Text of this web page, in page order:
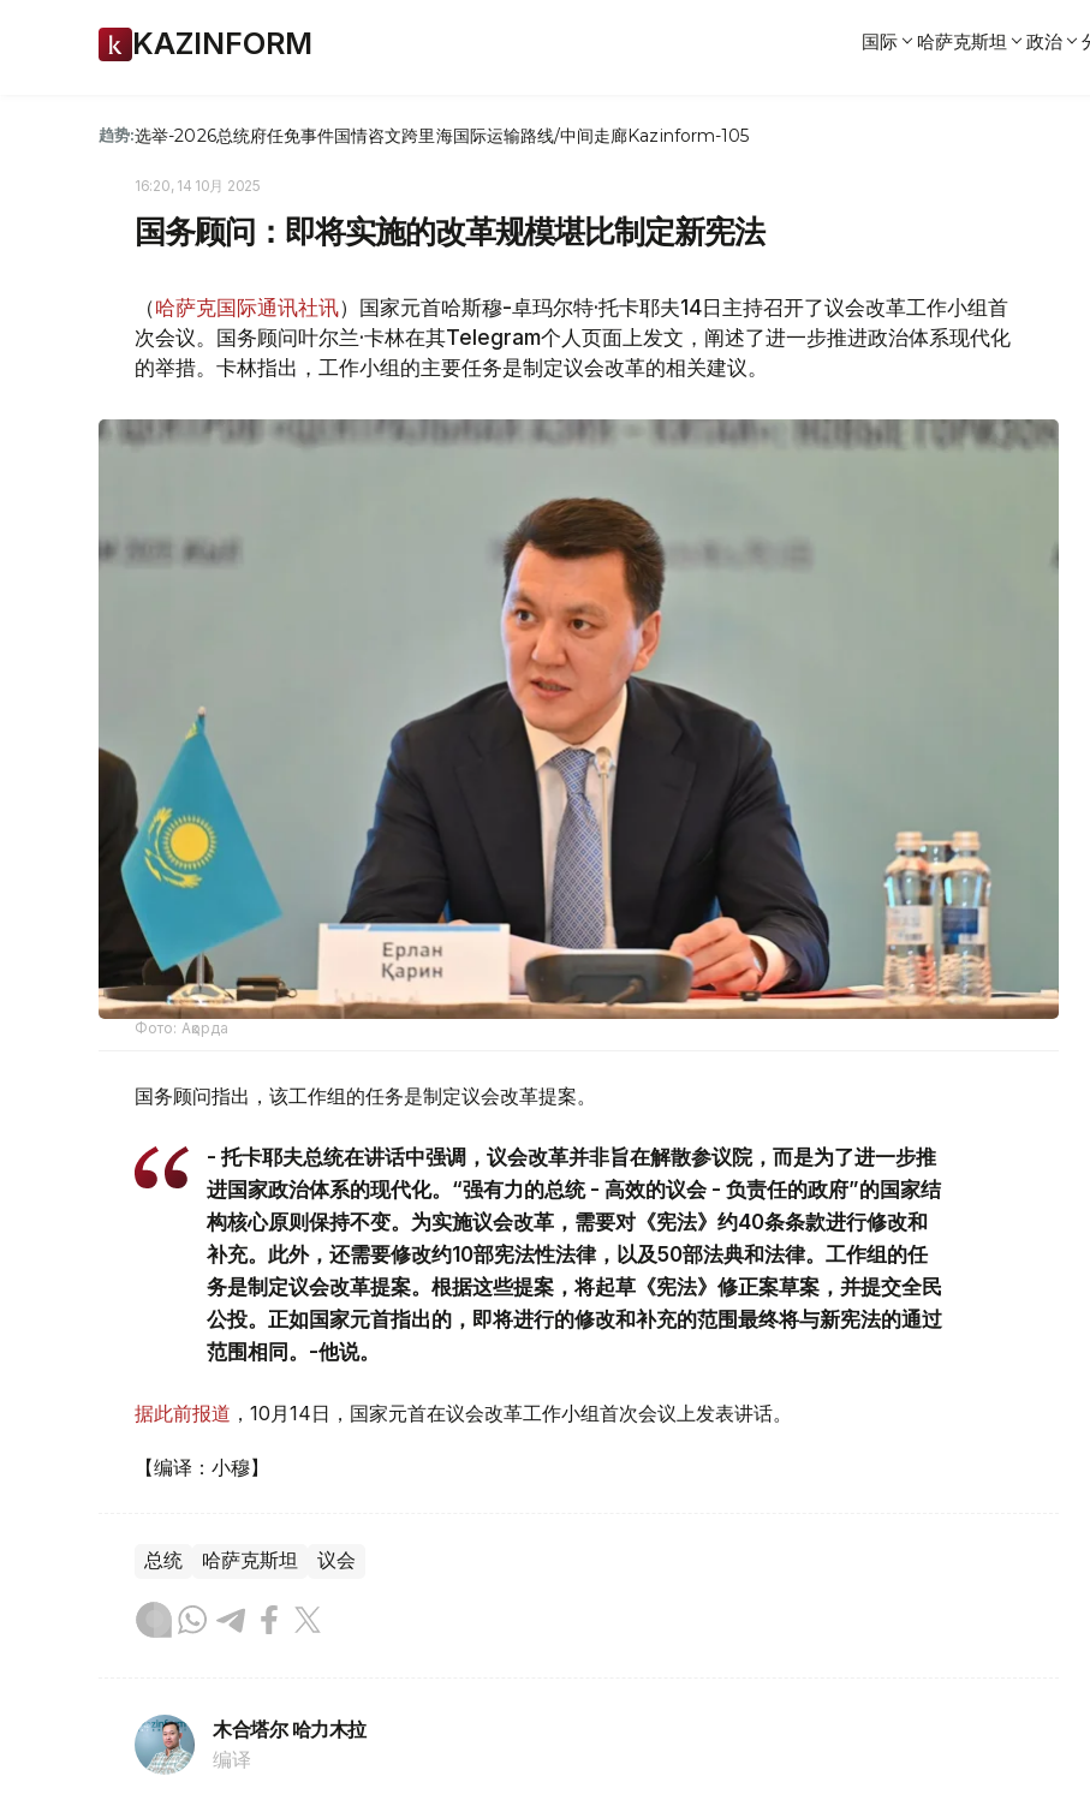
KAZINFORM 国际 哈萨克斯坦 政治
趋势:选举-2026总统府任免事件国情咨文跨里海国际运输路线/中间走廊Kazinform-105
16:20, 14 10月 2025
国务顾问：即将实施的改革规模堪比制定新宪法
（哈萨克国际通讯社讯）国家元首哈斯穆-卓玛尔特·托卡耶夫14日主持召开了议会改革工作小组首
次会议。国务顾问叶尔兰·卡林在其Telegram个人页面上发文，阐述了进一步推进政治体系现代化
的举措。卡林指出，工作小组的主要任务是制定议会改革的相关建议。
Фото: Ақорда
国务顾问指出，该工作组的任务是制定议会改革提案。
- 托卡耶夫总统在讲话中强调，议会改革并非旨在解散参议院，而是为了进一步推
进国家政治体系的现代化。“强有力的总统 - 高效的议会 - 负责任的政府”的国家结
构核心原则保持不变。为实施议会改革，需要对《宪法》约40条条款进行修改和
补充。此外，还需要修改约10部宪法性法律，以及50部法典和法律。工作组的任
务是制定议会改革提案。根据这些提案，将起草《宪法》修正案草案，并提交全民
公投。正如国家元首指出的，即将进行的修改和补充的范围最终将与新宪法的通过
范围相同。-他说。
据此前报道 ，10月14日，国家元首在议会改革工作小组首次会议上发表讲话。
【编译：小穆】
总统 哈萨克斯坦 议会
木合塔尔 哈力木拉
编译